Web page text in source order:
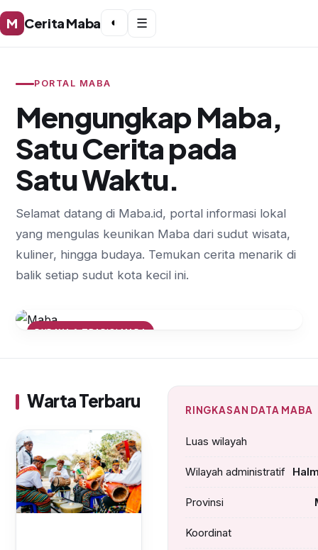
M Cerita Maba ◐ ☰
PORTAL MABA
Mengungkap Maba,
Satu Cerita pada
Satu Waktu.
Selamat datang di Maba.id, portal informasi lokal
yang mengulas keunikan Maba dari sudut wisata,
kuliner, hingga budaya. Temukan cerita menarik di
balik setiap sudut kota kecil ini.
BUDAYA & TRADISI MABA
Lestari
Warta Terbaru RINGKASAN DATA MABA
Luas wilayah
Wilayah administratif
Provinsi
Koordinat